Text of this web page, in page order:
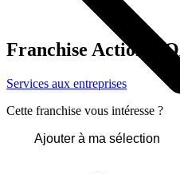
Franchise Action
Services aux entreprises
Cette franchise vous intéresse ?
Ajouter à ma sélection